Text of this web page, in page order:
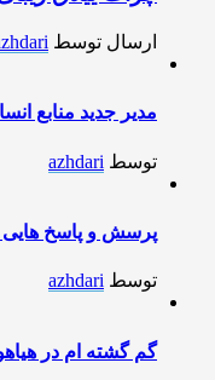
ارسال توسط
مدیر جدید منابع
توسط azhdari
پرسش و پاسخ هایی
توسط azhdari
گم گشته ام در